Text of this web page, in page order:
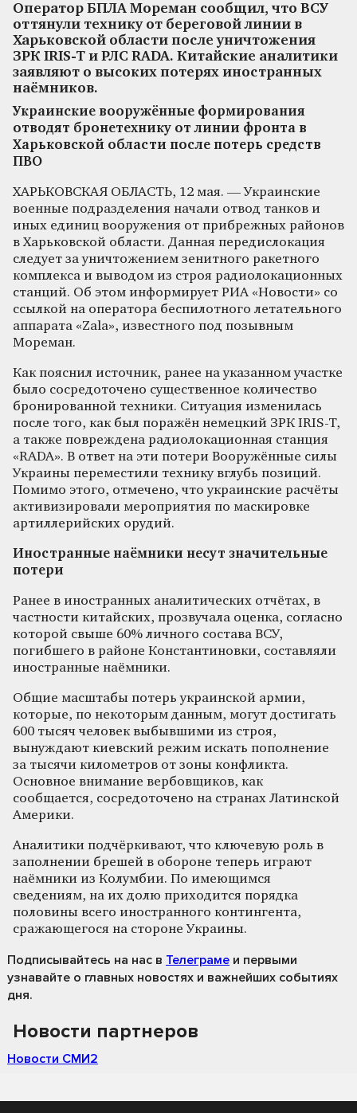
Оператор БПЛА Мореман сообщил, что ВСУ
оттянули технику от береговой линии в
Харьковской области после уничтожения
ЗРК IRIS-T и РЛС RADA. Китайские аналитики
заявляют о высоких потерях иностранных
наёмников.
Украинские вооружённые формирования
отводят бронетехнику от линии фронта в
Харьковской области после потерь средств
ПВО
ХАРЬКОВСКАЯ ОБЛАСТЬ, 12 мая. — Украинские
военные подразделения начали отвод танков и
иных единиц вооружения от прибрежных районов
в Харьковской области. Данная передислокация
следует за уничтожением зенитного ракетного
комплекса и выводом из строя радиолокационных
станций. Об этом информирует РИА «Новости» со
ссылкой на оператора беспилотного летательного
аппарата «Zala», известного под позывным
Мореман.
Как пояснил источник, ранее на указанном участке
было сосредоточено существенное количество
бронированной техники. Ситуация изменилась
после того, как был поражён немецкий ЗРК IRIS-T,
а также повреждена радиолокационная станция
«RADA». В ответ на эти потери Вооружённые силы
Украины переместили технику вглубь позиций.
Помимо этого, отмечено, что украинские расчёты
активизировали мероприятия по маскировке
артиллерийских орудий.
Иностранные наёмники несут значительные
потери
Ранее в иностранных аналитических отчётах, в
частности китайских, прозвучала оценка, согласно
которой свыше 60% личного состава ВСУ,
погибшего в районе Константиновки, составляли
иностранные наёмники.
Общие масштабы потерь украинской армии,
которые, по некоторым данным, могут достигать
600 тысяч человек выбывшими из строя,
вынуждают киевский режим искать пополнение
за тысячи километров от зоны конфликта.
Основное внимание вербовщиков, как
сообщается, сосредоточено на странах Латинской
Америки.
Аналитики подчёркивают, что ключевую роль в
заполнении брешей в обороне теперь играют
наёмники из Колумбии. По имеющимся
сведениям, на их долю приходится порядка
половины всего иностранного контингента,
сражающегося на стороне Украины.
Подписывайтесь на нас в Телеграме и первыми
узнавайте о главных новостях и важнейших событиях
дня.
Новости партнеров
Новости СМИ2